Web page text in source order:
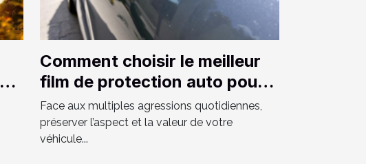
Comment choisir le meilleur
film de protection auto pour
votre véhicule ?
Face aux multiples agressions quotidiennes,
préserver l’aspect et la valeur de votre
véhicule...